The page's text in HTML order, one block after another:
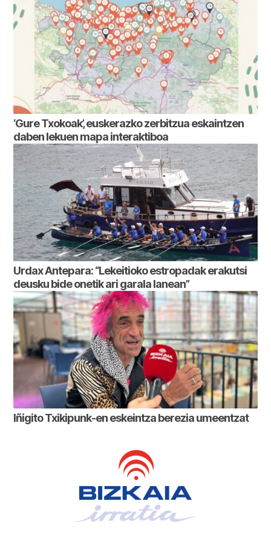
‘Gure Txokoak’, euskerazko zerbitzua eskaintzen
daben lekuen mapa interaktiboa
Urdax Antepara: “Lekeitioko estropadak erakutsi
deusku bide onetik ari garala lanean”
Iñigito Txikipunk-en eskeintza berezia umeentzat